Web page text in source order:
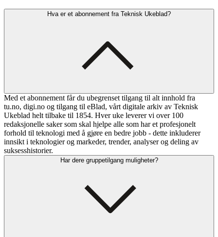
Hva er et abonnement fra Teknisk Ukeblad?
Med et abonnement får du ubegrenset tilgang til alt innhold fra
tu.no, digi.no og tilgang til eBlad, vårt digitale arkiv av Teknisk
Ukeblad helt tilbake til 1854. Hver uke leverer vi over 100
redaksjonelle saker som skal hjelpe alle som har et profesjonelt
forhold til teknologi med å gjøre en bedre jobb - dette inkluderer
innsikt i teknologier og markeder, trender, analyser og deling av
suksesshistorier.
Har dere gruppetilgang muligheter?